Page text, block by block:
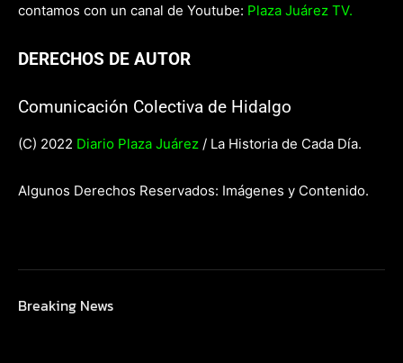
contamos con un canal de Youtube: Plaza Juárez TV.
DERECHOS DE AUTOR
Comunicación Colectiva de Hidalgo
(C) 2022 Diario Plaza Juárez / La Historia de Cada Día.
Algunos Derechos Reservados: Imágenes y Contenido.
Breaking News